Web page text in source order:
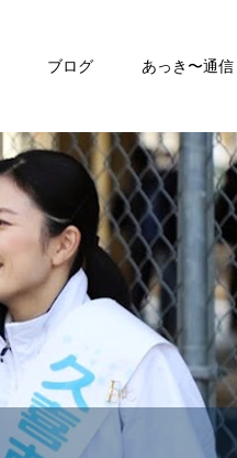
ブログ あっき〜通信